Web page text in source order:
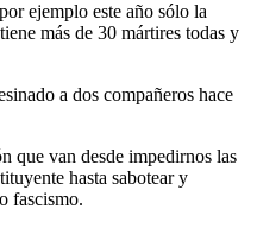
ejemplo este año sólo la
más de 30 mártires todas y
a dos compañeros hace
que van desde impedirnos las
hasta sabotear y
fascismo.